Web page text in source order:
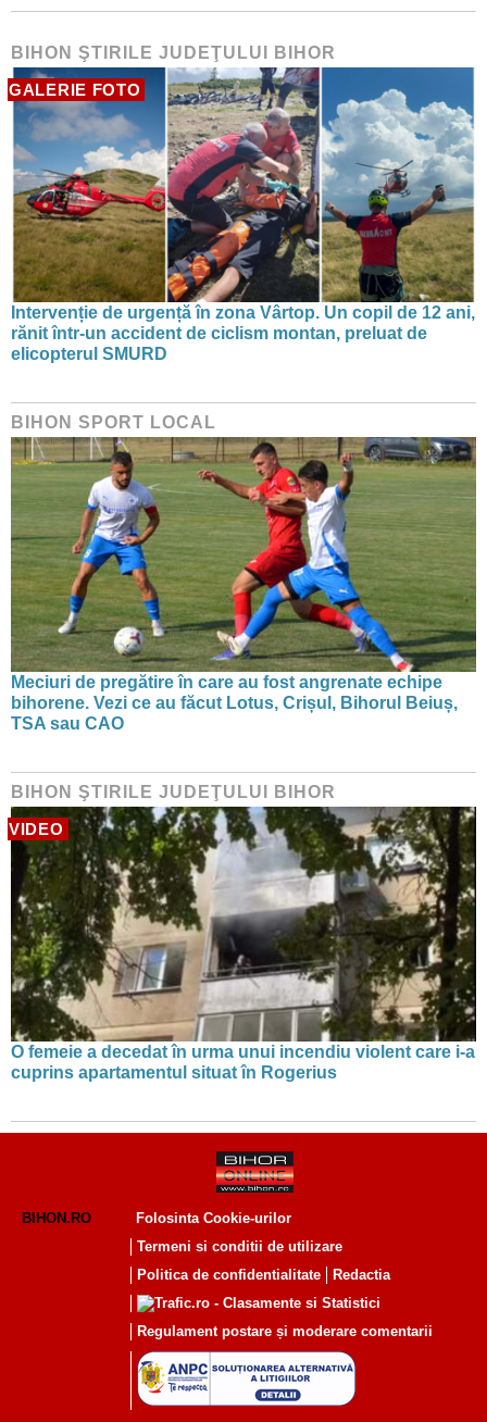
BIHON ŞTIRILE JUDEŢULUI BIHOR
GALERIE FOTO
Intervenție de urgență în zona Vârtop. Un copil de 12 ani,
rănit într-un accident de ciclism montan, preluat de
elicopterul SMURD
BIHON SPORT LOCAL
Meciuri de pregătire în care au fost angrenate echipe
bihorene. Vezi ce au făcut Lotus, Crișul, Bihorul Beiuș,
TSA sau CAO
BIHON ŞTIRILE JUDEŢULUI BIHOR
VIDEO
O femeie a decedat în urma unui incendiu violent care i-a
cuprins apartamentul situat în Rogerius
BIHON.RO
Folosinta Cookie-urilor
Termeni si conditii de utilizare
Politica de confidentialitate
Redactia
Regulament postare și moderare comentarii